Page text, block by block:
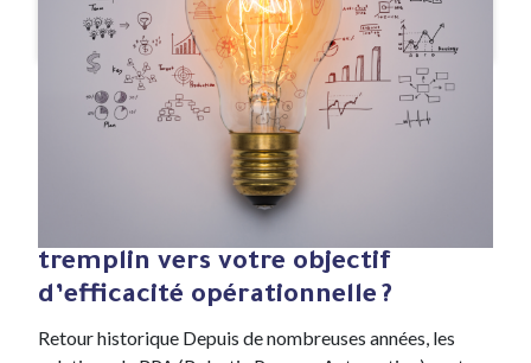
#Article de blog
En quoi les outils de Process
Intelligence peuvent être un
tremplin vers votre objectif
d’efficacité opérationnelle ?
Retour historique Depuis de nombreuses années, les